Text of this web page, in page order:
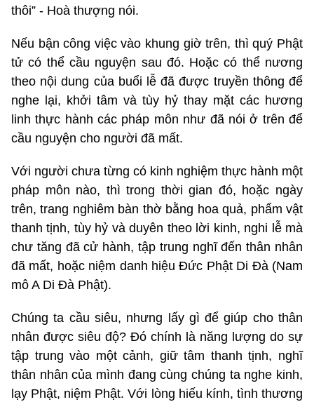
thôi” - Hoà thượng nói.
Nếu bận công việc vào khung giờ trên, thì quý Phật
tử có thể cầu nguyện sau đó. Hoặc có thể nương
theo nội dung của buổi lễ đã được truyền thông để
nghe lại, khởi tâm và tùy hỷ thay mặt các hương
linh thực hành các pháp môn như đã nói ở trên để
cầu nguyện cho người đã mất.
Với người chưa từng có kinh nghiệm thực hành một
pháp môn nào, thì trong thời gian đó, hoặc ngày
trên, trang nghiêm bàn thờ bằng hoa quả, phẩm vật
thanh tịnh, tùy hỷ và duyên theo lời kinh, nghi lễ mà
chư tăng đã cử hành, tập trung nghĩ đến thân nhân
đã mất, hoặc niệm danh hiệu Đức Phật Di Đà (Nam
mô A Di Đà Phật).
Chúng ta cầu siêu, nhưng lấy gì để giúp cho thân
nhân được siêu độ? Đó chính là năng lượng do sự
tập trung vào một cảnh, giữ tâm thanh tịnh, nghĩ
thân nhân của mình đang cùng chúng ta nghe kinh,
lạy Phật, niệm Phật. Với lòng hiếu kính, tình thương